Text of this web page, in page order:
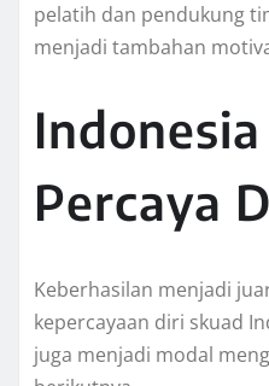
pelatih dan pendukung
menjadi tambahan
Percaya
Keberhasilan menjadi
kepercayaan diri skuad
juga menjadi modal